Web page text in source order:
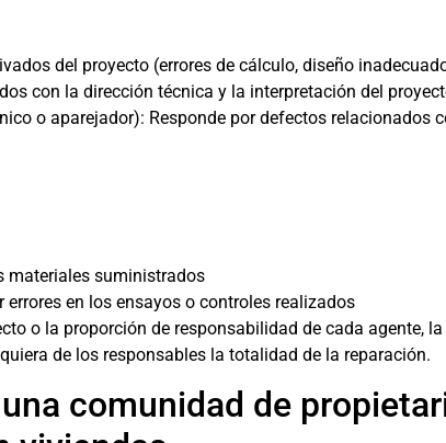
del proyecto (errores de cálculo, diseño
con la dirección técnica y la interpretación del
o aparejador): Responde por defectos relacionados
materiales suministrados
errores en los ensayos o controles realizados
o la proporción de responsabilidad de cada agente,
de los responsables la totalidad de la reparación.
comunidad de